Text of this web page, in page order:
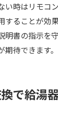
い時はリモコ
することが効
明書の指示を
待できます。
で給湯